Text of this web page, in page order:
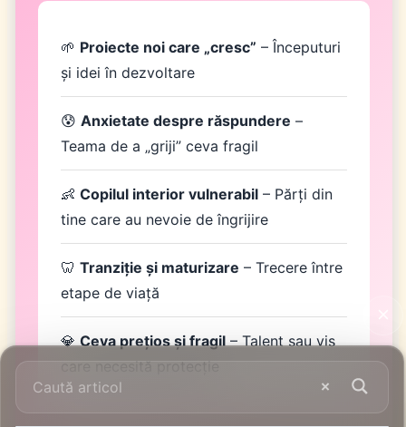
🌱 Proiecte noi care „cresc” – Începuturi
și idei în dezvoltare
😰 Anxietate despre răspundere –
Teama de a „griji” ceva fragil
👶 Copilul interior vulnerabil – Părți din
tine care au nevoie de îngrijire
🦷 Tranziție și maturizare – Trecere între
etape de viață
💎 Ceva prețios și fragil – Talent sau vis
care necesită protecție